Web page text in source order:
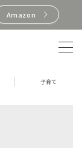
Amazon
子育て